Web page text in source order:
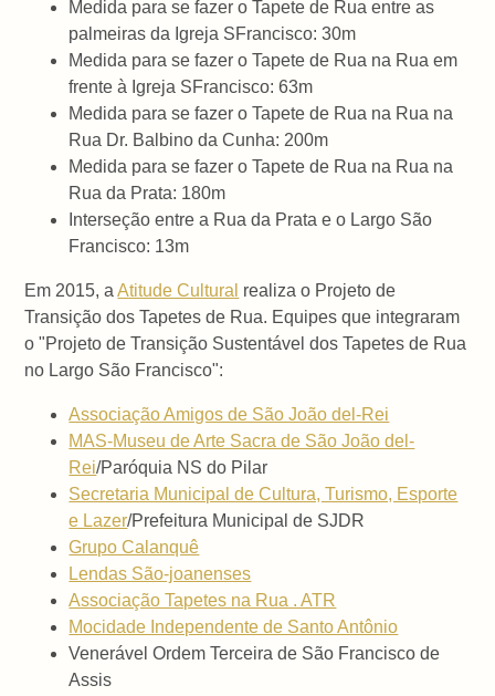
Medida para se fazer o Tapete de Rua entre as
palmeiras da Igreja SFrancisco: 30m
Medida para se fazer o Tapete de Rua na Rua em
frente à Igreja SFrancisco: 63m
Medida para se fazer o Tapete de Rua na Rua na
Rua Dr. Balbino da Cunha: 200m
Medida para se fazer o Tapete de Rua na Rua na
Rua da Prata: 180m
Interseção entre a Rua da Prata e o Largo São
Francisco: 13m
Em 2015, aAtitude Cultural realiza o Projeto de
Transição dos Tapetes de Rua. Equipes que integraram
o "Projeto de Transição Sustentável dos Tapetes de Rua
no Largo São Francisco":
Associação Amigos de São João del-Rei
MAS-Museu de Arte Sacra de São João del-
Rei/Paróquia NS do Pilar
Secretaria Municipal de Cultura, Turismo, Esporte
e Lazer/Prefeitura Municipal de SJDR
Grupo Calanquê
Lendas São-joanenses
Associação Tapetes na Rua . ATR
Mocidade Independente de Santo Antônio
Venerável Ordem Terceira de São Francisco de
Assis